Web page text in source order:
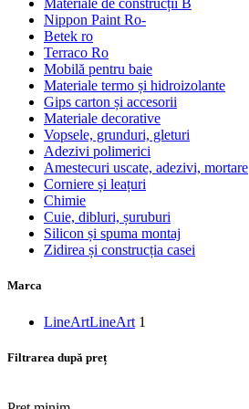
Materiale de construcții B
Nippon Paint Ro-
Betek ro
Terraco Ro
Mobilă pentru baie
Materiale termo și hidroizolante
Gips carton și accesorii
Materiale decorative
Vopsele, grunduri, gleturi
Adezivi polimerici
Amestecuri uscate, adezivi, mortare
Corniere și leațuri
Chimie
Cuie, dibluri, șuruburi
Silicon și spuma montaj
Zidirea și construcția casei
Marca
LineArtLineArt 1
Filtrarea după preț